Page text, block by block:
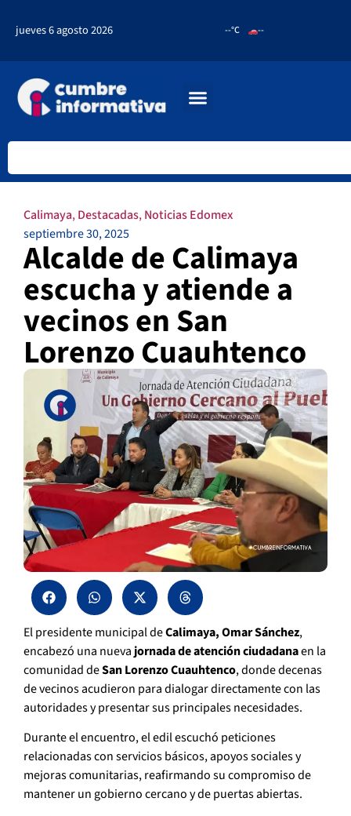
jueves 6 agosto 2026 --°C --
Calimaya,Destacadas,Noticias Edomex
septiembre 30, 2025
Alcalde de Calimaya
escucha y atiende a
vecinos en San
Lorenzo Cuauhtenco
El presidente municipal deCalimaya, Omar Sánchez,
encabezó una nueva jornada de atención ciudadanaen la
comunidad deSan Lorenzo Cuauhtenco, donde decenas
de vecinos acudieron para dialogar directamente con las
autoridades y presentar sus principales necesidades.
Durante el encuentro, el edil escuchó peticiones
relacionadas con servicios básicos, apoyos sociales y
mejoras comunitarias, reafirmando su compromiso de
mantener un gobierno cercano y de puertas abiertas.